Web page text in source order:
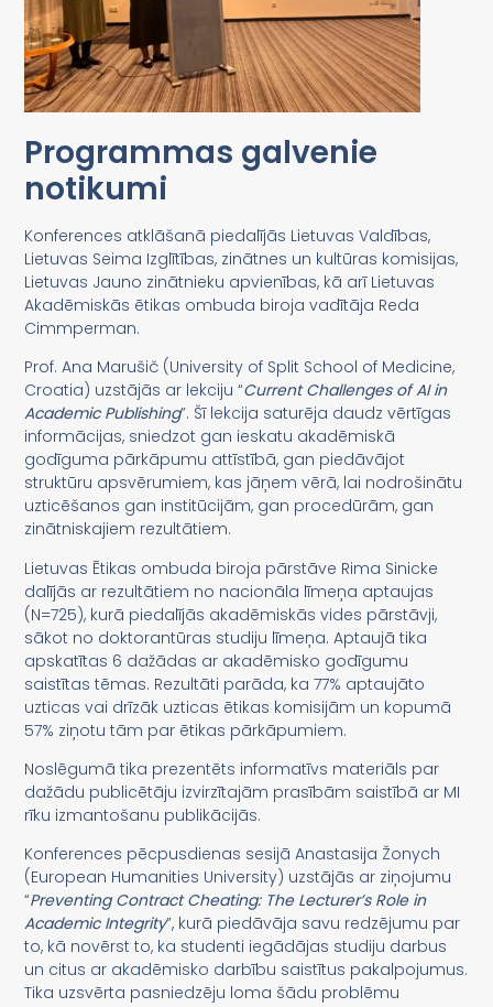
Programmas galvenie
notikumi
Konferences atklāšanā piedalījās Lietuvas Valdības,
Lietuvas Seima Izglītības, zinātnes un kultūras komisijas,
Lietuvas Jauno zinātnieku apvienības, kā arī Lietuvas
Akadēmiskās ētikas ombuda biroja vadītāja Reda
Cimmperman.
Prof. Ana Marušič (University of Split School of Medicine,
Croatia) uzstājās ar lekciju “Current Challenges of AI in
Academic Publishing”. Šī lekcija saturēja daudz vērtīgas
informācijas, sniedzot gan ieskatu akadēmiskā
godīguma pārkāpumu attīstībā, gan piedāvājot
struktūru apsvērumiem, kas jāņem vērā, lai nodrošinātu
uzticēšanos gan institūcijām, gan procedūrām, gan
zinātniskajiem rezultātiem.
Lietuvas Ētikas ombuda biroja pārstāve Rima Sinicke
dalījās ar rezultātiem no nacionāla līmeņa aptaujas
(N=725), kurā piedalījās akadēmiskās vides pārstāvji,
sākot no doktorantūras studiju līmeņa. Aptaujā tika
apskatītas 6 dažādas ar akadēmisko godīgumu
saistītas tēmas. Rezultāti parāda, ka 77% aptaujāto
uzticas vai drīzāk uzticas ētikas komisijām un kopumā
57% ziņotu tām par ētikas pārkāpumiem.
Noslēgumā tika prezentēts informatīvs materiāls par
dažādu publicētāju izvirzītajām prasībām saistībā ar MI
rīku izmantošanu publikācijās.
Konferences pēcpusdienas sesijā Anastasija Žonych
(European Humanities University) uzstājās ar ziņojumu
“Preventing Contract Cheating: The Lecturer’s Role in
Academic Integrity”, kurā piedāvāja savu redzējumu par
to, kā novērst to, ka studenti iegādājas studiju darbus
un citus ar akadēmisko darbību saistītus pakalpojumus.
Tika uzsvērta pasniedzēju loma šādu problēmu